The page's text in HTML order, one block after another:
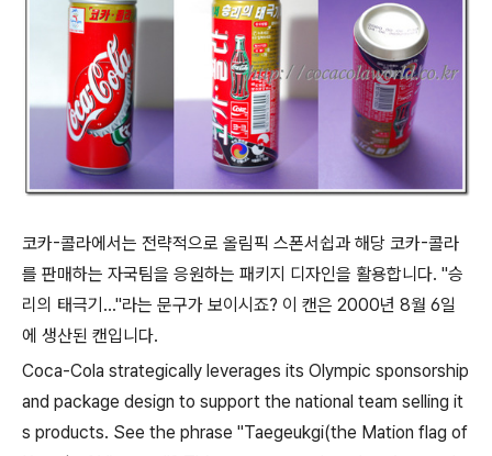
코카-콜라에서는 전략적으로 올림픽 스폰서쉽과 해당 코카-콜라
를 판매하는 자국팀을 응원하는 패키지 디자인을 활용합니다. "승
리의 태극기..."라는 문구가 보이시죠? 이 캔은 2000년 8월 6일
에 생산된 캔입니다.
Coca-Cola strategically leverages its Olympic sponsorship
and package design to support the national team selling it
s products. See the phrase "Taegeukgi(the Mation flag of